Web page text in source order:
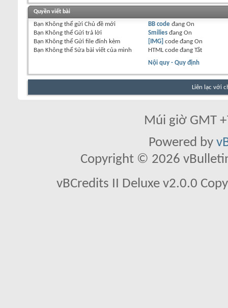
Quyền viết bài
Bạn Không thể gửi Chủ đề mới
Bạn Không thể Gửi trả lời
Bạn Không thể Gửi file đính kèm
Bạn Không thể Sửa bài viết của mình
BB code đang On
Smiliesđang On
[IMG] code đang On
HTML code đang Tắt
Nội quy - Quy định
Liên lạc với
Múi giờ GMT
Powered by
Copyright © 2026
vBCredits II Deluxe v2.0.0